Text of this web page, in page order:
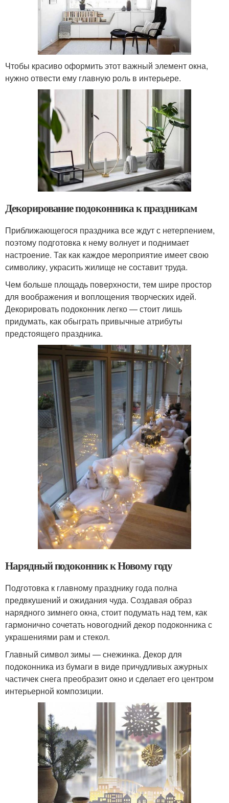
Чтобы красиво оформить этот важный элемент окна,
нужно отвести ему главную роль в интерьере.
Декорирование подоконника к праздникам
Приближающегося праздника все ждут с нетерпением,
поэтому подготовка к нему волнует и поднимает
настроение. Так как каждое мероприятие имеет свою
символику, украсить жилище не составит труда.
Чем больше площадь поверхности, тем шире простор
для воображения и воплощения творческих идей.
Декорировать подоконник легко — стоит лишь
придумать, как обыграть привычные атрибуты
предстоящего праздника.
Нарядный подоконник к Новому году
Подготовка к главному празднику года полна
предвкушений и ожидания чуда. Создавая образ
нарядного зимнего окна, стоит подумать над тем, как
гармонично сочетать новогодний декор подоконника с
украшениями рам и стекол.
Главный символ зимы — снежинка. Декор для
подоконника из бумаги в виде причудливых ажурных
частичек снега преобразит окно и сделает его центром
интерьерной композиции.